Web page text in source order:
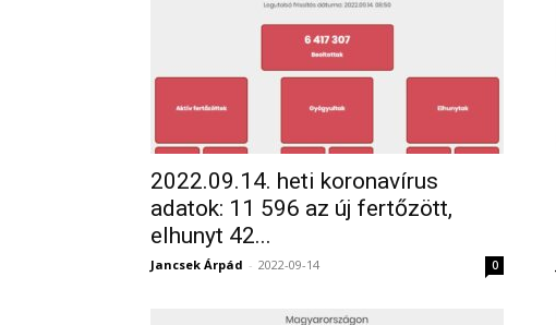
2022.09.14. heti koronavírus
adatok: 11 596 az új fertőzött,
elhunyt 42...
Jancsek Árpád - 2022-09-14 0